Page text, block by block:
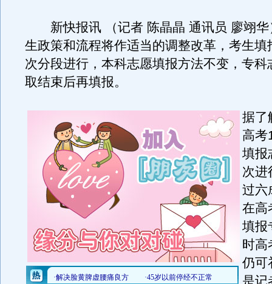
新快报讯 （记者 陈晶晶 通讯员 廖翊华
生政策和流程将作适当的调整改革，考生填
次分段进行，本科志愿填报方法不变，专科
取结束后再填报。
据了
高考
填报
次进
过六
在高
填报
时高
仍可
是记